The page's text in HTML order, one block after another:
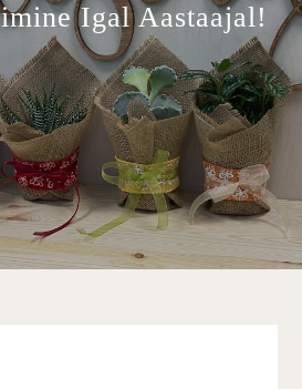
Igal Aastaajal!